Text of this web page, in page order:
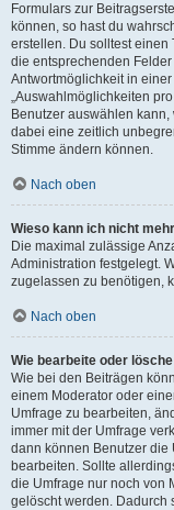
Formulars zur
können, so hast du
erstellen. Du solltest einen
die entsprechenden
Antwortmöglichkeit in
„Auswahlmöglichkeiten
Benutzer auswählen
dabei eine zeitlich
Stimme ändern können.
Nach oben
Wieso kann ich nicht
Die maximal zulässige
Administration festgelegt.
zugelassen zu benötigen,
Nach oben
Wie bearbeite oder
Wie bei den Beiträgen
einem Moderator oder
Umfrage zu bearbeiten,
immer mit der Umfrage
dann können Benutzer die
bearbeiten. Sollte
die Umfrage nur noch von
gelöscht werden. Dadurch